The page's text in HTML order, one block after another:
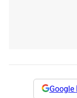
Google